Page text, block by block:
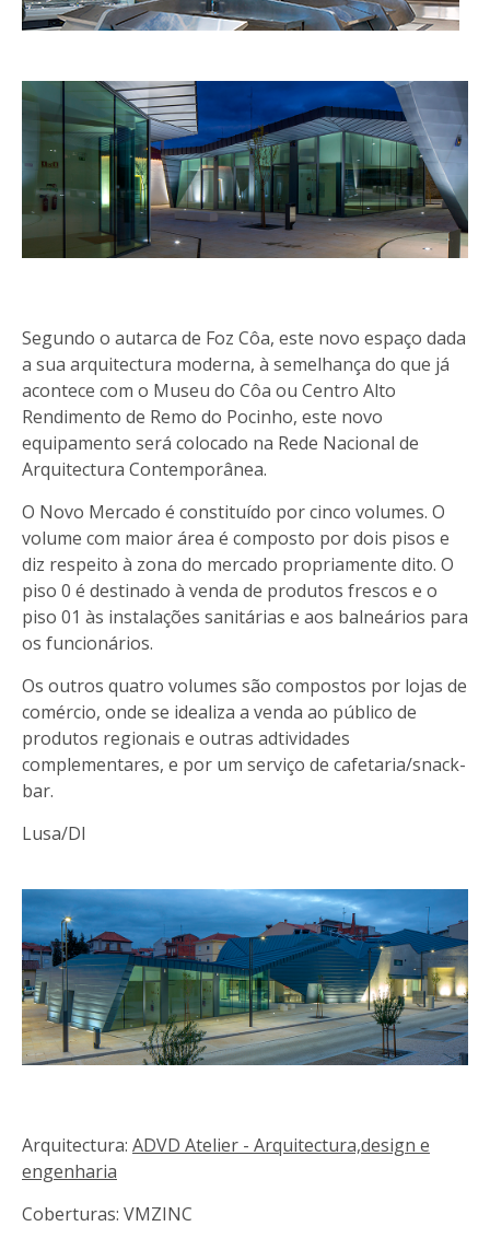
Segundo o autarca de Foz Côa, este novo espaço dada
a sua arquitectura moderna, à semelhança do que já
acontece com o Museu do Côa ou Centro Alto
Rendimento de Remo do Pocinho, este novo
equipamento será colocado na Rede Nacional de
Arquitectura Contemporânea.
O Novo Mercado é constituído por cinco volumes. O
volume com maior área é composto por dois pisos e
diz respeito à zona do mercado propriamente dito. O
piso 0 é destinado à venda de produtos frescos e o
piso 01 às instalações sanitárias e aos balneários para
os funcionários.
Os outros quatro volumes são compostos por lojas de
comércio, onde se idealiza a venda ao público de
produtos regionais e outras adtividades
complementares, e por um serviço de cafetaria/snack-
bar.
Lusa/DI
Arquitectura: ADVD Atelier - Arquitectura,design e
engenharia
Coberturas: VMZINC